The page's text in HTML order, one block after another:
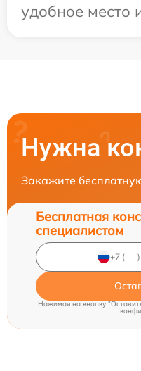
удобное место
Нужна
Закажите
Бесплатная
специалистом
Нажимая на кнопку